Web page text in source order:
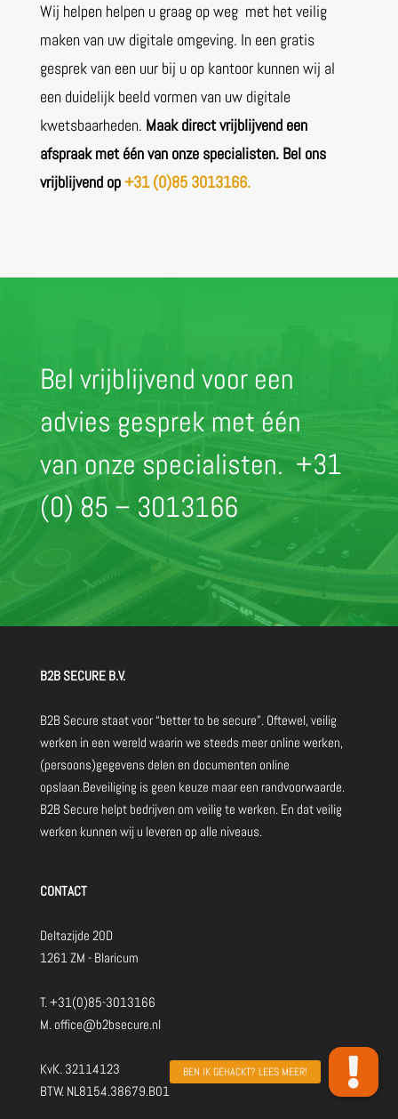
Wij helpen helpen u graag op weg met het veilig
maken van uw digitale omgeving. In een gratis
gesprek van een uur bij u op kantoor kunnen wij al
een duidelijk beeld vormen van uw digitale
kwetsbaarheden. Maak direct vrijblijvend een
afspraak met één van onze specialisten. Bel ons
vrijblijvend op+31 (0)85 3013166.
Bel vrijblijvend voor een
advies gesprek met één
van onze specialisten. +31
(0) 85 – 3013166
B2B SECURE B.V.
B2B Secure staat voor “better to be secure”. Oftewel, veilig
werken in een wereld waarin we steeds meer online werken,
(persoons)gegevens delen en documenten online
opslaan.Beveiliging is geen keuze maar een randvoorwaarde.
B2B Secure helpt bedrijven om veilig te werken. En dat veilig
werken kunnen wij u leveren op alle niveaus.
CONTACT
Deltazijde 20D
1261 ZM - Blaricum
T. +31(0)85-3013166
M. office@b2bsecure.nl
KvK. 32114123
BTW. NL8154.38679.B01